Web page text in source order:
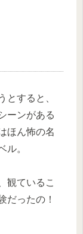
とすると、
ーンがある
ほん怖の名
ル。
観ているこ
だったの！